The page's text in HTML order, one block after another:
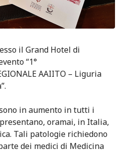
il Grand Hotel di
“1°
AAIITO – Liguria
in aumento in tutti i
oramai, in Italia,
Tali patologie richiedono
dei medici di Medicina